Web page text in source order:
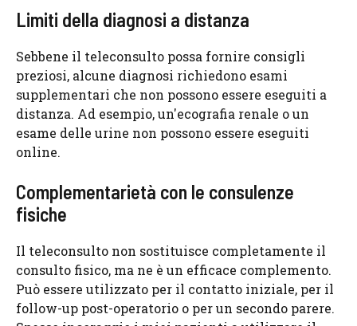
Limiti della diagnosi a distanza
Sebbene il teleconsulto possa fornire consigli
preziosi, alcune diagnosi richiedono esami
supplementari che non possono essere eseguiti a
distanza. Ad esempio, un'ecografia renale o un
esame delle urine non possono essere eseguiti
online.
Complementarietà con le consulenze
fisiche
Il teleconsulto non sostituisce completamente il
consulto fisico, ma ne è un efficace complemento.
Può essere utilizzato per il contatto iniziale, per il
follow-up post-operatorio o per un secondo parere.